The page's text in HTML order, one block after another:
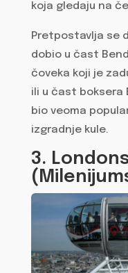
koja gledaju na
Pretpostavlja se
dobio u čast
čoveka koji je
ili u čast boksera
bio veoma
izgradnje kule.
3.